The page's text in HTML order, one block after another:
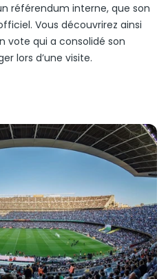
référendum interne, que son
Vous découvrirez ainsi
vote qui a consolidé son
lors d’une visite.